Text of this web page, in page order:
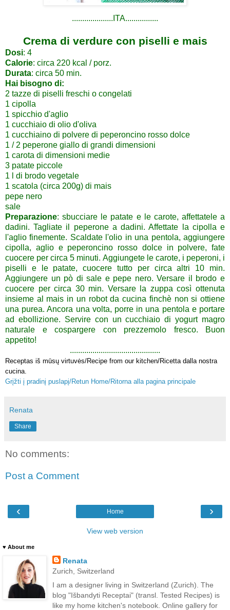
....................ITA................
Crema di verdure con piselli e mais
Dosi: 4
Calorie: circa 220 kcal / porz.
Durata: circa 50 min.
Hai bisogno di:
2 tazze di piselli freschi o congelati
1 cipolla
1 spicchio d'aglio
1 cucchiaio di olio d'oliva
1 cucchiaino di polvere di peperoncino rosso dolce
1 / 2 peperone giallo di grandi dimensioni
1 carota di dimensioni medie
3 patate piccole
1 l di brodo vegetale
1 scatola (circa 200g) di mais
pepe nero
sale
Preparazione: sbucciare le patate e le carote, affettatele a
dadini.Tagliate il peperone a dadini.Affettate la cipolla e
l'aglio finemente. Scaldate l'olio in una pentola, aggiungere
cipolla, aglio e peperoncino rosso dolce in polvere, fate
cuocere per circa 5 minuti. Aggiungete le carote, i peperoni, i
piselli e le patate, cuocere tutto per circa altri 10 min.
Aggiungere un pò di sale e pepe nero.Versare il brodo e
cuocere per circa 30 min. Versare la zuppa così ottenuta
insieme al mais in un robot da cucina finchè non si ottiene
una purea.Ancora una volta, porre in una pentola e portare
ad ebollizione. Servire con un cucchiaio di yogurt magro
naturale e cospargere con prezzemolo fresco.
Buon
appetito!
............................................
Receptas iš mūsų virtuvės/Recipe from our kitchen/Ricetta dalla nostra
cucina.
Grįžti į pradinį puslapį/Retun Home/Ritorna alla pagina principale
Renata
Share
No comments:
Post a Comment
‹ ›
Home
View web version
♥ About me
Renata
Zurich, Switzerland
I am a designer living in Switzerland (Zurich). The
blog "Išbandyti Receptai" (transl. Tested Recipes) is
like my home kitchen's notebook. Online gallery for